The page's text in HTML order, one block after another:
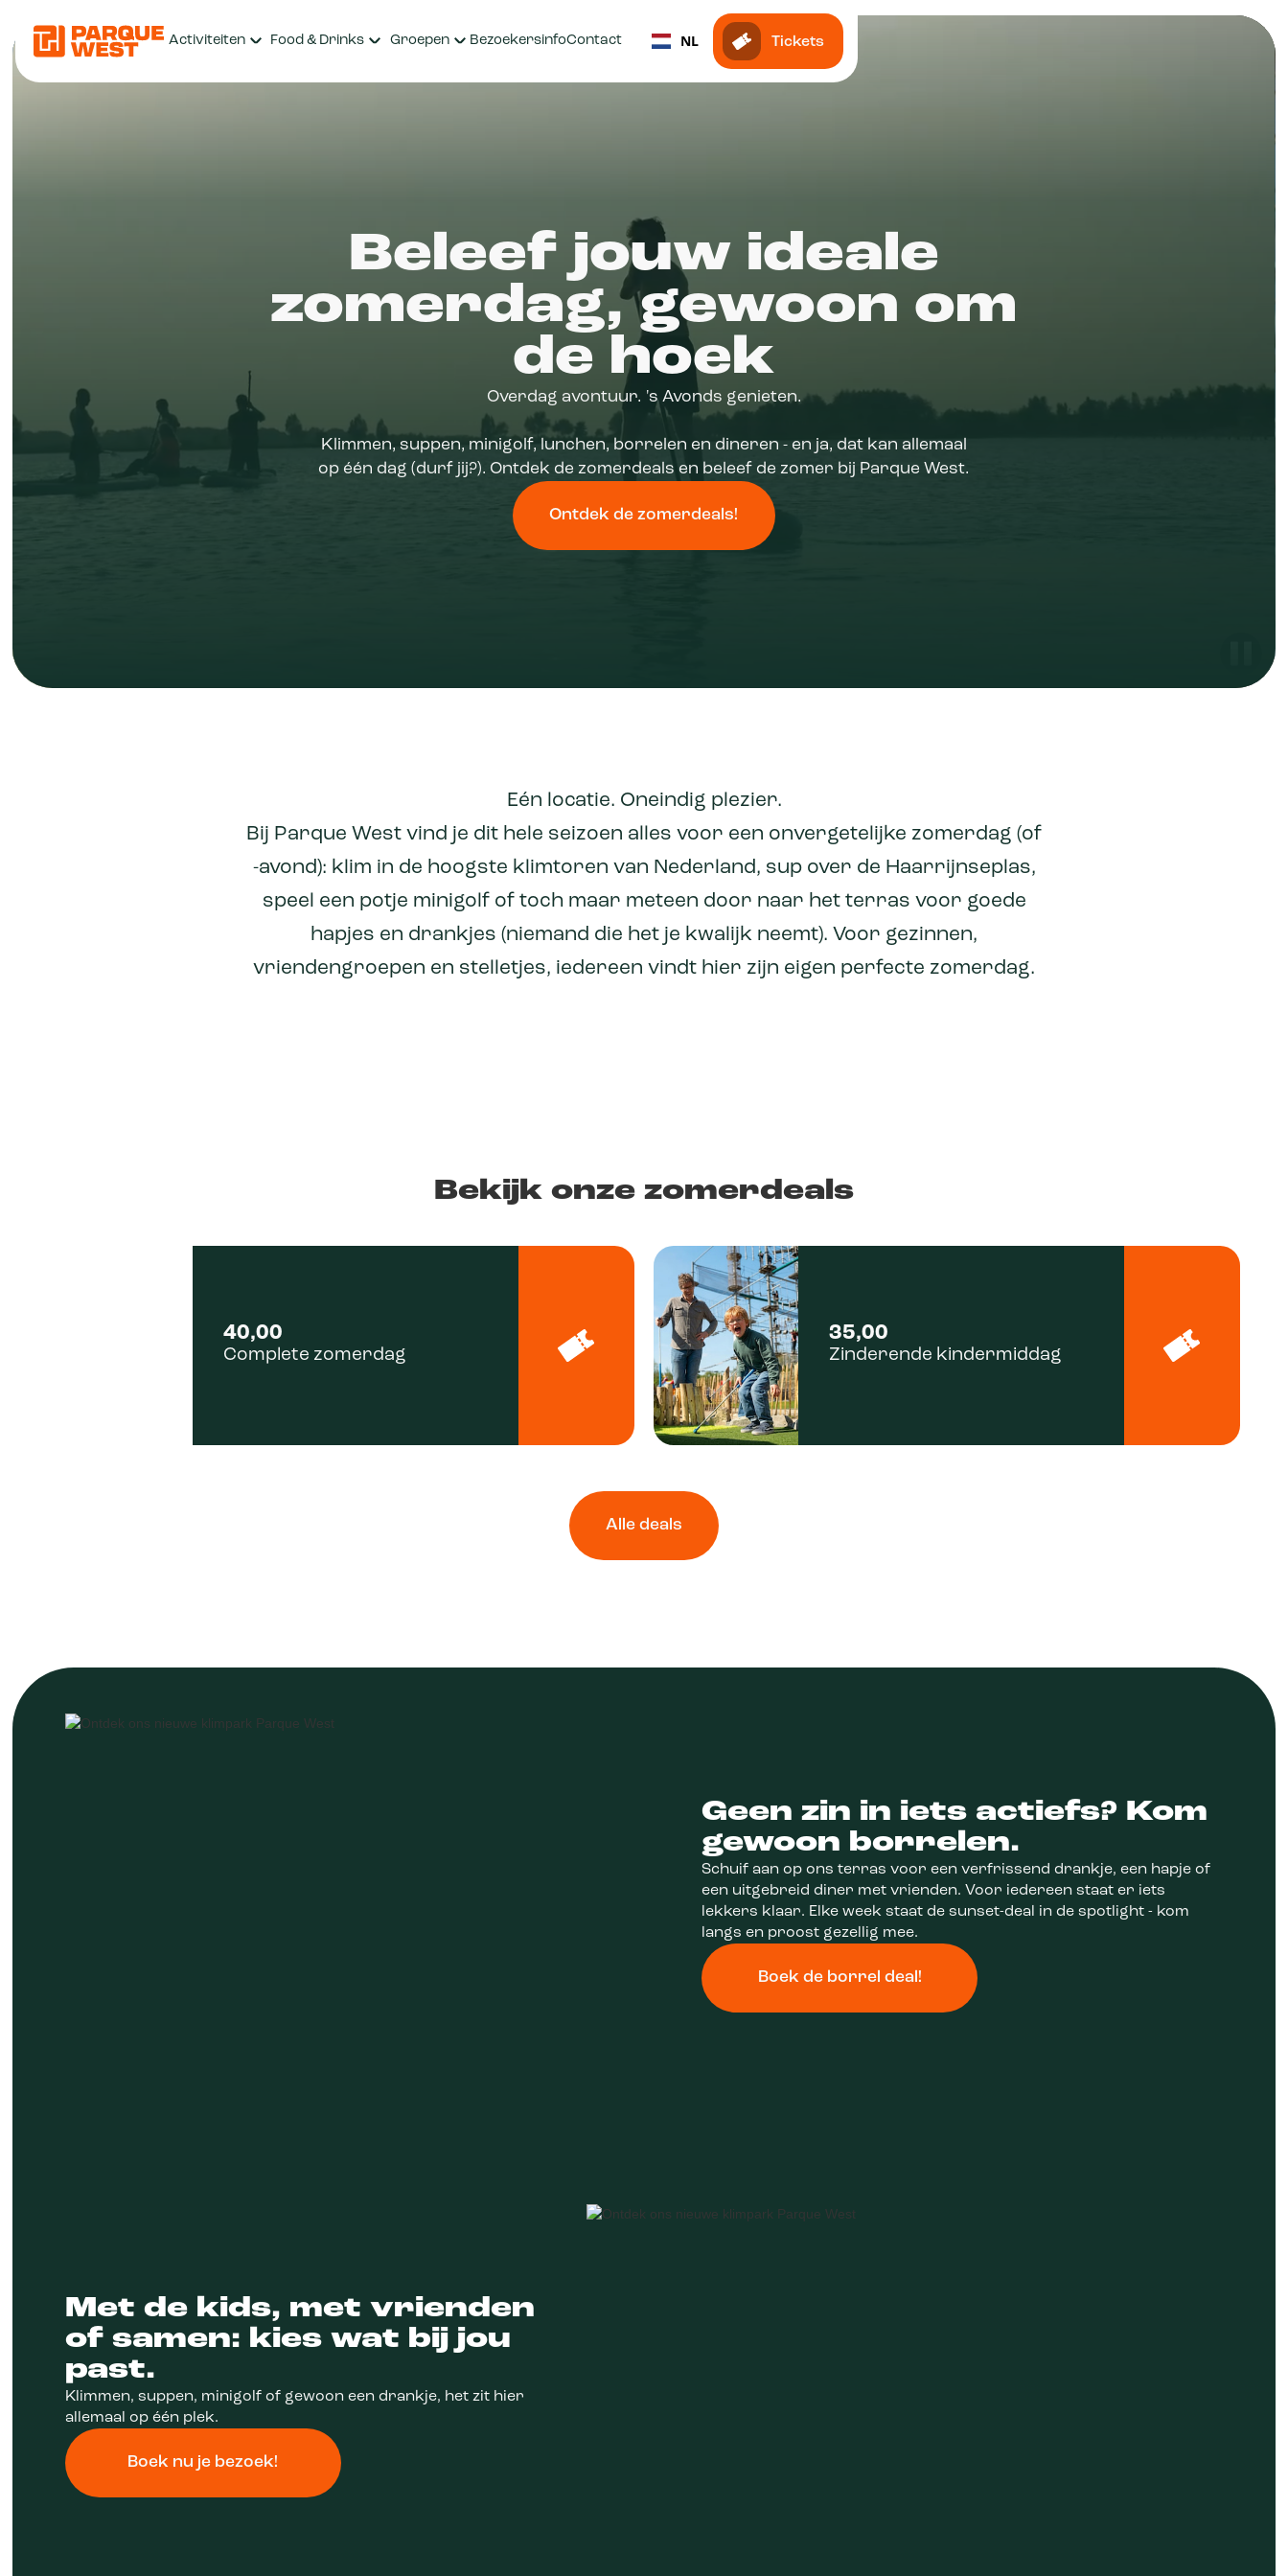
Activiteiten Food & Drinks Groepen BezoekersinfoContact NL Tickets
Beleef jouw ideale
zomerdag, gewoon om
de hoek
Overdag avontuur. 's Avonds genieten.
Klimmen, suppen, minigolf, lunchen, borrelen en dineren - en ja, dat kan allemaal
op één dag (durf jij?). Ontdek de zomerdeals en beleef de zomer bij Parque West.
Ontdek de zomerdeals!
Eén locatie. Oneindig plezier.
Bij Parque West vind je dit hele seizoen alles voor een onvergetelijke zomerdag (of
-avond): klim in de hoogste klimtoren van Nederland, sup over de Haarrijnseplas,
speel een potje minigolf of toch maar meteen door naar het terras voor goede
hapjes en drankjes (niemand die het je kwalijk neemt). Voor gezinnen,
vriendengroepen en stelletjes, iedereen vindt hier zijn eigen perfecte zomerdag.
Bekijk onze zomerdeals
40,00
Complete zomerdag
35,00
Zinderende kindermiddag
Alle deals
Geen zin in iets actiefs? Kom
gewoon borrelen.
Schuif aan op ons terras voor een verfrissend drankje, een hapje of
een uitgebreid diner met vrienden. Voor iedereen staat er iets
lekkers klaar. Elke week staat de sunset-deal in de spotlight - kom
langs en proost gezellig mee.
Boek de borrel deal!
Met de kids, met vrienden
of samen: kies wat bij jou
past.
Klimmen, suppen, minigolf of gewoon een drankje, het zit hier
allemaal op één plek.
Boek nu je bezoek!